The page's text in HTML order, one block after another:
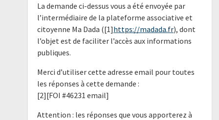
La demande ci-dessus vous a été envoyée par
l’intermédiaire de la plateforme associative et
citoyenne Ma Dada ([1]https://madada.fr), dont
l’objet est de faciliter l’accès aux informations
publiques.
Merci d’utiliser cette adresse email pour toutes
les réponses à cette demande :
[2][FOI #46231 email]
Attention : les réponses que vous apporterez à